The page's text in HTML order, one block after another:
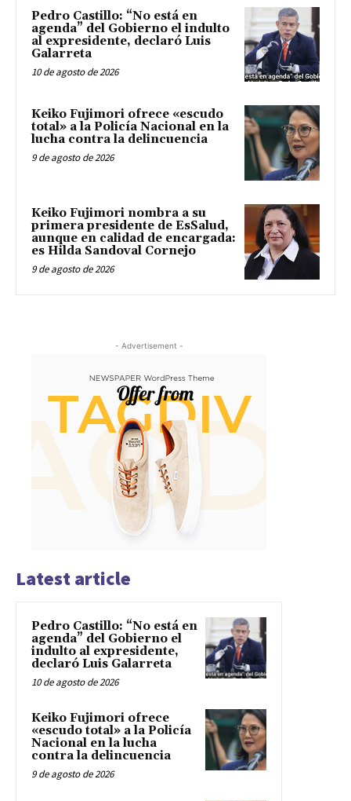
Pedro Castillo: “No está en
agenda” del Gobierno el indulto
al expresidente, declaró Luis
Galarreta
10 de agosto de 2026
Keiko Fujimori ofrece «escudo
total» a la Policía Nacional en la
lucha contra la delincuencia
9 de agosto de 2026
Keiko Fujimori nombra a su
primera presidente de EsSalud,
aunque en calidad de encargada:
es Hilda Sandoval Cornejo
9 de agosto de 2026
- Advertisement -
Latest article
Pedro Castillo: “No está en
agenda” del Gobierno el
indulto al expresidente,
declaró Luis Galarreta
10 de agosto de 2026
Keiko Fujimori ofrece
«escudo total» a la Policía
Nacional en la lucha
contra la delincuencia
9 de agosto de 2026